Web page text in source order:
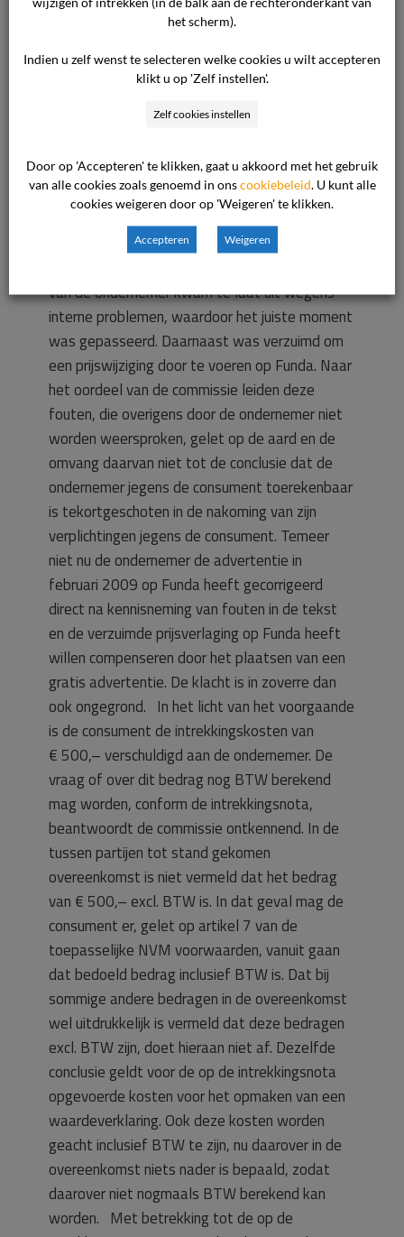
via een andere makelaar aan te bieden, behoeft
zover door de consument is betoogd dat de
de uitvoering van de overeenkomst wordt het
door de ondernemer diverse afspraken niet
nagekomen. De advertentie in februari 2009
verkeerd omdat gegevens van een andere
van de ondernemer kwam te laat uit wegens
interne problemen, waardoor het juiste moment
was gepasseerd. Daarnaast was verzuimd om
een prijswijziging door te voeren op Funda. Naar
het oordeel van de commissie leiden deze
fouten, die overigens door de ondernemer niet
worden weersproken, gelet op de aard en de
omvang daarvan niet tot de conclusie dat de
ondernemer jegens de consument toerekenbaar
is tekortgeschoten in de nakoming van zijn
verplichtingen jegens de consument. Temeer
niet nu de ondernemer de advertentie in
februari 2009 op Funda heeft gecorrigeerd
direct na kennisneming van fouten in de tekst
en de verzuimde prijsverlaging op Funda heeft
willen compenseren door het plaatsen van een
gratis advertentie. De klacht is in zoverre dan
ook ongegrond. In het licht van het voorgaande
is de consument de intrekkingskosten van
€ 500,– verschuldigd aan de ondernemer. De
vraag of over dit bedrag nog BTW berekend
mag worden, conform de intrekkingsnota,
beantwoordt de commissie ontkennend. In de
tussen partijen tot stand gekomen
overeenkomst is niet vermeld dat het bedrag
van € 500,– excl. BTW is. In dat geval mag de
consument er, gelet op artikel 7 van de
toepasselijke NVM voorwaarden, vanuit gaan
dat bedoeld bedrag inclusief BTW is. Dat bij
sommige andere bedragen in de overeenkomst
wel uitdrukkelijk is vermeld dat deze bedragen
excl. BTW zijn, doet hieraan niet af. Dezelfde
conclusie geldt voor de op de intrekkingsnota
opgevoerde kosten voor het opmaken van een
waardeverklaring. Ook deze kosten worden
geacht inclusief BTW te zijn, nu daarover in de
overeenkomst niets nader is bepaald, zodat
daarover niet nogmaals BTW berekend kan
worden. Met betrekking tot de op de
het scherm).
Indien u zelf wenst te selecteren welke cookies u wilt accepteren
klikt u op 'Zelf instellen'.
Zelf cookies instellen
Door op 'Accepteren' te klikken, gaat u akkoord met het gebruik
van alle cookies zoals genoemd in onscookiebeleid . U kunt alle
cookies weigeren door op 'Weigeren' te klikken.
Accepteren Weigeren